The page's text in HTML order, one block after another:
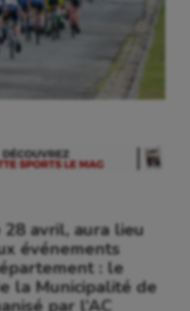
28 avril, aura lieu
événements
: le
la Municipalité de
par l’AC